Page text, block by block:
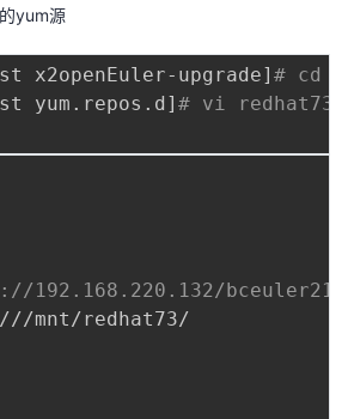
yum源
x2openEuler-upgrade] # cd /
yum.repos.d ] # vi
192.168.220.132/